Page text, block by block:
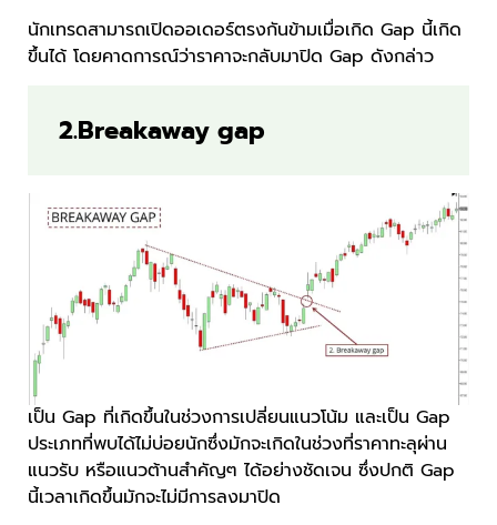
นักเทรดสามารถเปิดออเดอร์ตรงกันข้ามเมื่อเกิด Gap นี้เกิด
ขึ้นได้ โดยคาดการณ์ว่าราคาจะกลับมาปิด Gap ดังกล่าว
2.Breakaway gap
เป็น Gap ที่เกิดขึ้นในช่วงการเปลี่ยนแนวโน้ม และเป็น Gap
ประเภทที่พบได้ไม่บ่อยนักซึ่งมักจะเกิดในช่วงที่ราคาทะลุผ่าน
แนวรับ หรือแนวต้านสำคัญๆ ได้อย่างชัดเจน ซึ่งปกติ Gap
นี้เวลาเกิดขึ้นมักจะไม่มีการลงมาปิด